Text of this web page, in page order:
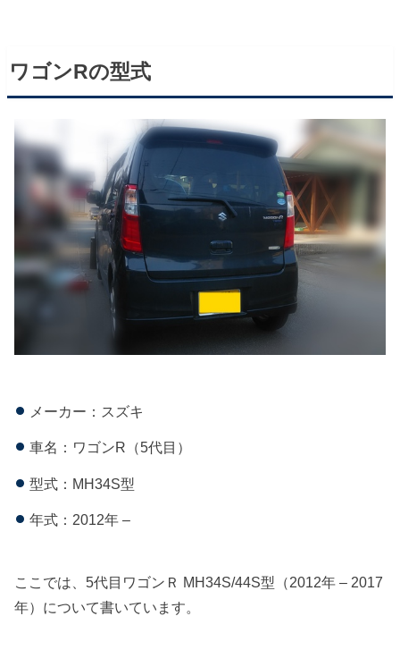
ワゴンRの型式
メーカー：スズキ
車名：ワゴンR（5代目）
型式：MH34S型
年式：2012年 –
ここでは、5代目ワゴンＲ MH34S/44S型（2012年 – 2017
年）について書いています。